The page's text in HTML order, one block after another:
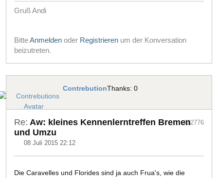
Gruß Andi
BitteAnmelden oder Registrieren um der Konversation
beizutreten.
ContrebutionThanks: 0
Re: Aw: kleines Kennenlerntreffen Bremen
und Umzu
08 Juli 2015 22:12
#12776
Die Caravelles und Florides sind ja auch Frua's, wie die